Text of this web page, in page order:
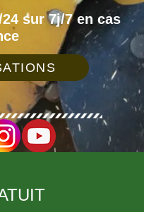
sur 7j/7 en cas